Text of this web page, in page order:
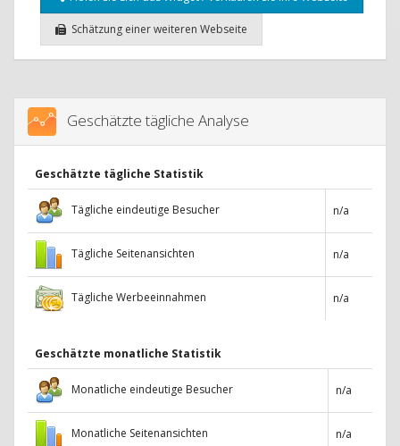
Schätzung einer weiteren Webseite
Geschätzte tägliche Analyse
Geschätzte tägliche Statistik
Tägliche eindeutige Besucher n/a
Tägliche Seitenansichten n/a
Tägliche Werbeeinnahmen n/a
Geschätzte monatliche Statistik
Monatliche eindeutige Besucher n/a
Monatliche Seitenansichten n/a